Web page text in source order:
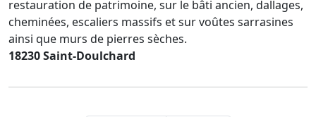
restauration de patrimoine, sur le bâti ancien, dallages,
cheminées, escaliers massifs et sur voûtes sarrasines
ainsi que murs de pierres sèches.
18230 Saint-Doulchard